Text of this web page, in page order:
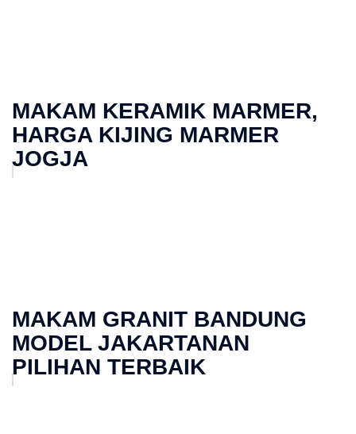
MAKAM KERAMIK MARMER,
HARGA KIJING MARMER
JOGJA
MAKAM GRANIT BANDUNG
MODEL JAKARTANAN
PILIHAN TERBAIK